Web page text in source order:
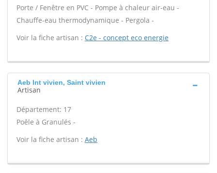
Porte / Fenêtre en PVC - Pompe à chaleur air-eau -
Chauffe-eau thermodynamique - Pergola -
Voir la fiche artisan : C2e - concept eco energie
Aeb Int vivien, Saint vivien
Artisan
Département: 17
Poêle à Granulés -
Voir la fiche artisan : Aeb